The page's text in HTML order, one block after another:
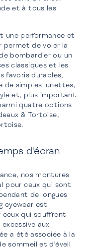
et à tous les
une performance et
permet de voler la
bombardier ou un
classiques et les
favoris durables,
de simples lunettes,
et, plus important
quatre options
& Tortoise,
d'écran
nos montures
pour ceux qui sont
de longues
eyewear est
qui souffrent
aux
a été associée à la
sommeil et d'éveil